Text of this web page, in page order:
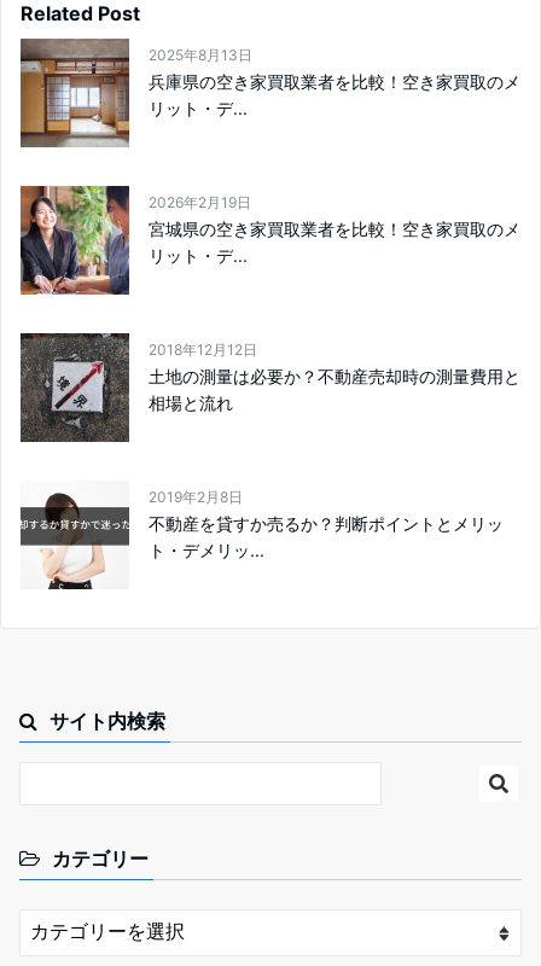
Related Post
2025年8月13日
兵庫県の空き家買取業者を比較！空き家買取のメ
リット・デ...
2026年2月19日
宮城県の空き家買取業者を比較！空き家買取のメ
リット・デ...
2018年12月12日
土地の測量は必要か？不動産売却時の測量費用と
相場と流れ
2019年2月8日
不動産を貸すか売るか？判断ポイントとメリッ
ト・デメリッ...
サイト内検索
カテゴリー